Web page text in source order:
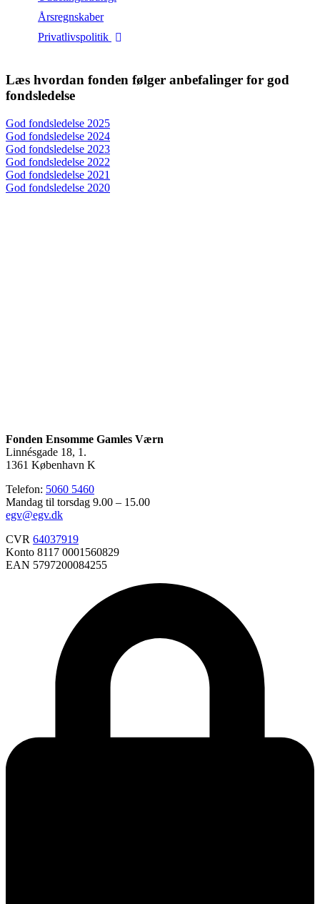
Årsregnskaber
Privatlivspolitik
Læs hvordan fonden følger anbefalinger for god
fondsledelse
God fondsledelse 2025
God fondsledelse 2024
God fondsledelse 2023
God fondsledelse 2022
God fondsledelse 2021
God fondsledelse 2020
Fonden Ensomme Gamles Værn
Linnésgade 18, 1.
1361 København K
Telefon: 5060 5460
Mandag til torsdag 9.00 – 15.00
egv@egv.dk
CVR 64037919
Konto 8117 0001560829
EAN 5797200084255